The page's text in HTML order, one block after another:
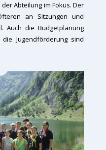
Abteilung im Fokus. Der
an Sitzungen und
Auch die Budgetplanung
Jugendförderung sind